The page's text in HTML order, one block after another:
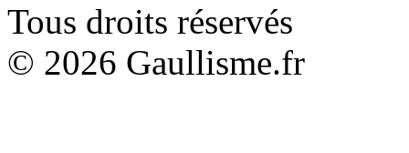
Tous droits réservés
© 2026 Gaullisme.fr